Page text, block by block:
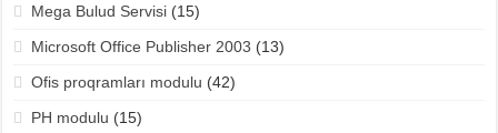
Mega Bulud Servisi(15)
Microsoft Office Publisher 2003 (13)
Ofis proqramları modulu (42)
PH modulu (15)